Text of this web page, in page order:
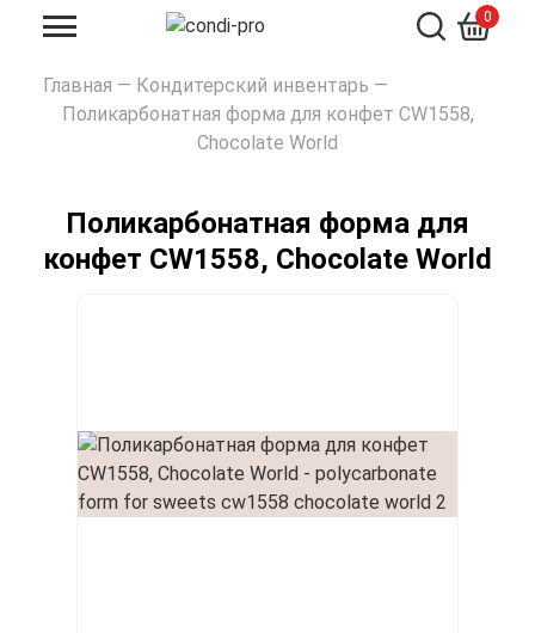
0
Главная — Кондитерский инвентарь —
Поликарбонатная форма для конфет CW1558,
Chocolate World
Поликарбонатная форма для
конфет CW1558, Chocolate World